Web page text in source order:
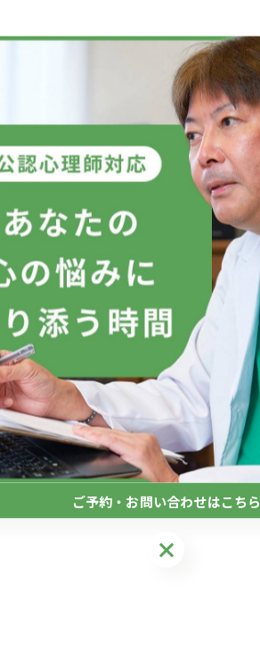
ご予約・お問い合わせはこちら
ご予約・お問い合わせはこちら